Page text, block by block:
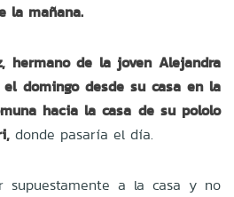
la mañana.
hermano de la joven Alejandra
domingo desde su casa en la
hacia la casa de su pololo
donde pasaría el día.
supuestamente a la casa y no